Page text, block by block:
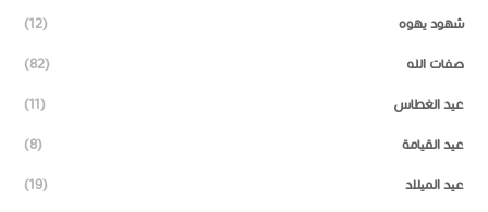
شهود يهوه (12)
صفات الله (82)
عيد الغطاس (11)
عيد القيامة (8)
عيد الميلاد (19)